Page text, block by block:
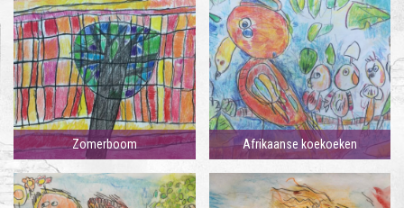
Zomerboom Afrikaanse koekoeken